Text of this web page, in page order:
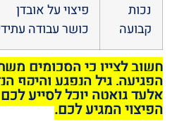
נכות
קבועה
פיצוי על אובדן
כושר עבודה
חשוב לציין כי הסכומים
הפגיעה, גיל הנפגע והיקף
אלעד גואטה יוכל לסייע
הפיצוי המגיע לכם.